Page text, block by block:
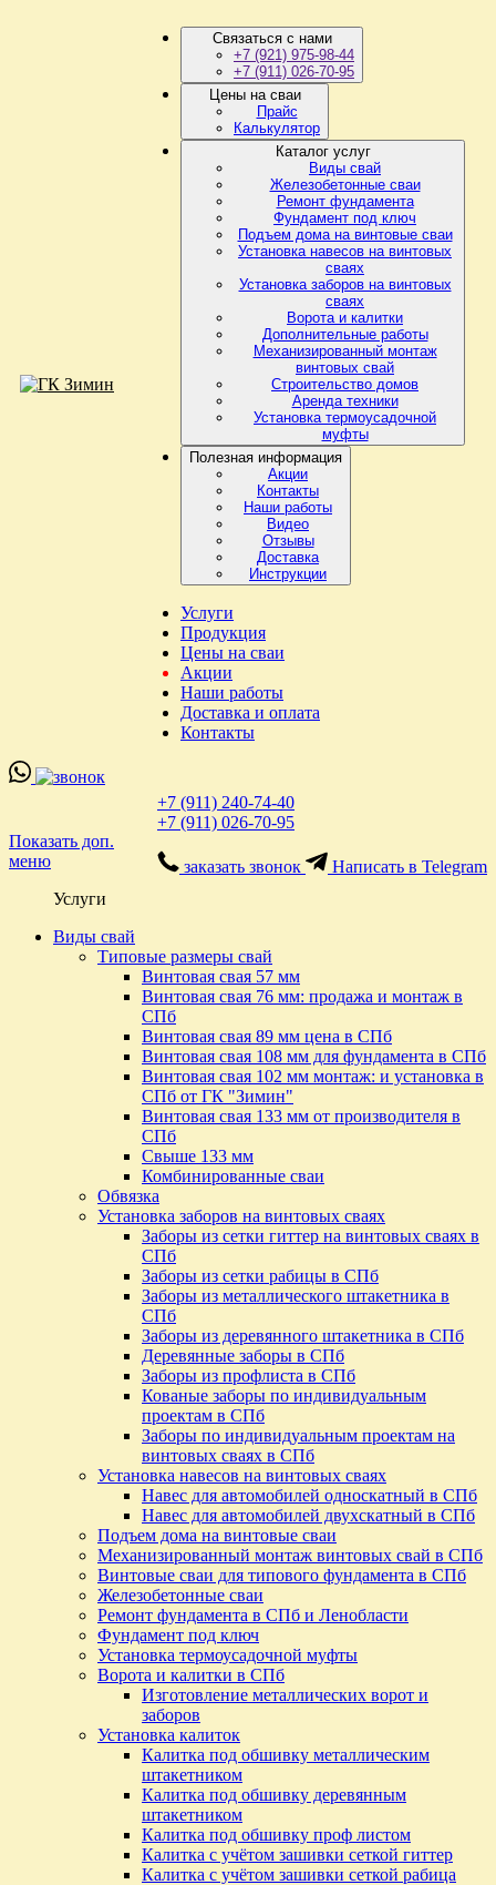
Связаться с нами
+7 (921) 975-98-44
+7 (911) 026-70-95
Цены на сваи
Прайс
Калькулятор
Каталог услуг
Виды свай
Железобетонные сваи
Ремонт фундамента
Фундамент под ключ
Подъем дома на винтовые сваи
Установка навесов на винтовых
сваях
Установка заборов на винтовых
сваях
Ворота и калитки
Дополнительные работы
Механизированный монтаж
винтовых свай
Строительство домов
Аренда техники
Установка термоусадочной
муфты
Полезная информация
Акции
Контакты
Наши работы
Видео
Отзывы
Доставка
Инструкции
Услуги
Продукция
Цены на сваи
Акции
Наши работы
Доставка и оплата
Контакты
+7 (911) 240-74-40
+7 (911) 026-70-95
заказать звонок Написать в Telegram
Показать доп.
меню
Услуги
Виды свай
Типовые размеры свай
Винтовая свая 57 мм
Винтовая свая 76 мм: продажа и монтаж в
СПб
Винтовая свая 89 мм цена в СПб
Винтовая свая 108 мм для фундамента в СПб
Винтовая свая 102 мм монтаж: и установка в
СПб от ГК "Зимин"
Винтовая свая 133 мм от производителя в
СПб
Свыше 133 мм
Комбинированные сваи
Обвязка
Установка заборов на винтовых сваях
Заборы из сетки гиттер на винтовых сваях в
СПб
Заборы из сетки рабицы в СПб
Заборы из металлического штакетника в
СПб
Заборы из деревянного штакетника в СПб
Деревянные заборы в СПб
Заборы из профлиста в СПб
Кованые заборы по индивидуальным
проектам в СПб
Заборы по индивидуальным проектам на
винтовых сваях в СПб
Установка навесов на винтовых сваях
Навес для автомобилей односкатный в СПб
Навес для автомобилей двухскатный в СПб
Подъем дома на винтовые сваи
Механизированный монтаж винтовых свай в СПб
Винтовые сваи для типового фундамента в СПб
Железобетонные сваи
Ремонт фундамента в СПб и Ленобласти
Фундамент под ключ
Установка термоусадочной муфты
Ворота и калитки в СПб
Изготовление металлических ворот и
заборов
Установка калиток
Калитка под обшивку металлическим
штакетником
Калитка под обшивку деревянным
штакетником
Калитка под обшивку проф листом
Калитка с учётом зашивки сеткой гиттер
Калитка с учётом зашивки сеткой рабица